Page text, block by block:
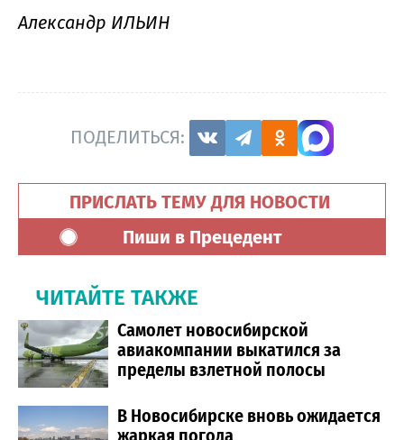
Александр ИЛЬИН
ПОДЕЛИТЬСЯ:
ПРИСЛАТЬ ТЕМУ ДЛЯ НОВОСТИ
Пиши в Прецедент
ЧИТАЙТЕ ТАКЖЕ
Самолет новосибирской
авиакомпании выкатился за
пределы взлетной полосы
В Новосибирске вновь ожидается
жаркая погода